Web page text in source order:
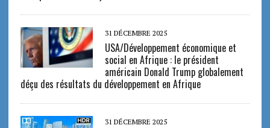
31 DÉCEMBRE 2025
USA/Développement économique et
social en Afrique : le président
américain Donald Trump globalement
déçu des résultats du développement en Afrique
31 DÉCEMBRE 2025